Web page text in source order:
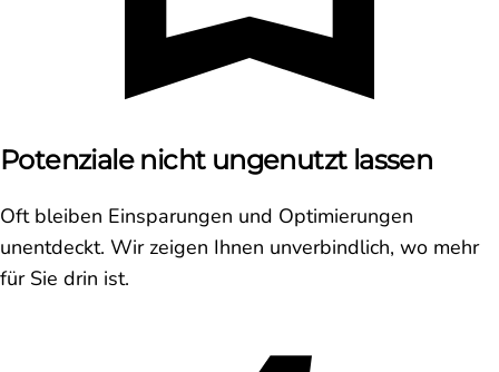
Potenziale nicht ungenutzt lassen
Oft bleiben Einsparungen und Optimierungen
unentdeckt. Wir zeigen Ihnen unverbindlich, wo mehr
für Sie drin ist.